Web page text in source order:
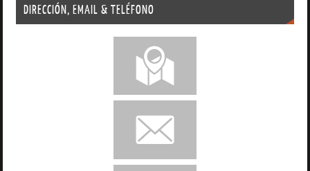
DIRECCIÓN, EMAIL & TELÉFONO